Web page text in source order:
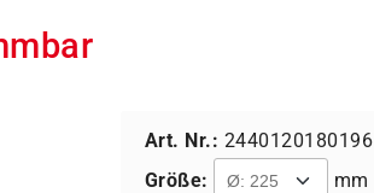
Art. Nr.: 2440120180196
Größe:
mm